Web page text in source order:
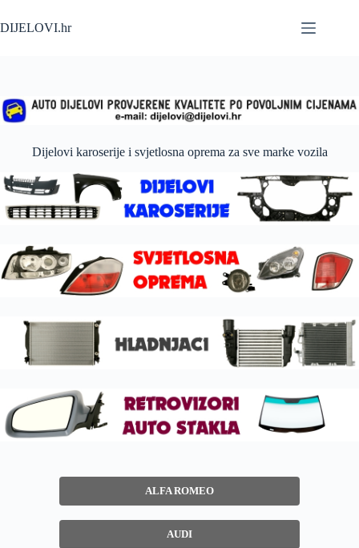
to
content
DIJELOVI.hr
Dijelovi karoserije i svjetlosna oprema za sve marke vozila
ALFA ROMEO
AUDI